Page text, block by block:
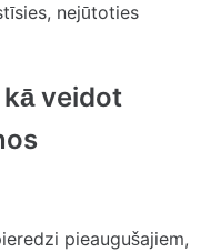
nejūtoties
veidot
pieaugušajiem,